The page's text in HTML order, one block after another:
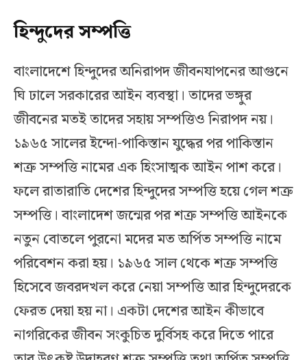
হিন্দুদের সম্পত্তি
বাংলাদেশে হিন্দুদের অনিরাপদ জীবনযাপনের আগুনে
ঘি ঢালে সরকারের আইন ব্যবস্থা। তাদের ভঙ্গুর
জীবনের মতই তাদের সহায় সম্পত্তিও নিরাপদ নয়।
১৯৬৫ সালের ইন্দো-পাকিস্তান যুদ্ধের পর পাকিস্তান
শত্রু সম্পত্তি নামের এক হিংসাত্মক আইন পাশ করে।
ফলে রাতারাতি দেশের হিন্দুদের সম্পত্তি হয়ে গেল শত্রু
সম্পত্তি। বাংলাদেশ জন্মের পর শত্রু সম্পত্তি আইনকে
নতুন বোতলে পুরনো মদের মত অর্পিত সম্পত্তি নামে
পরিবেশন করা হয়। ১৯৬৫ সাল থেকে শত্রু সম্পত্তি
হিসেবে জবরদখল করে নেয়া সম্পত্তি আর হিন্দুদেরকে
ফেরত দেয়া হয় না। একটা দেশের আইন কীভাবে
নাগরিকের জীবন সংকুচিত দুর্বিসহ করে দিতে পারে